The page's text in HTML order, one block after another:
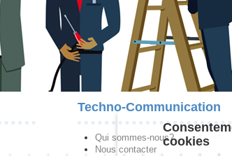
Techno-Communication
Qui sommes-nous?
Nous contacter
cookies